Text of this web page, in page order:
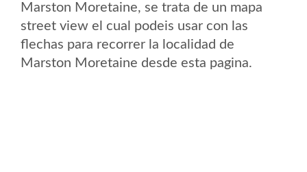
Marston Moretaine, se trata de un mapa
street view el cual podeis usar con las
flechas para recorrer la localidad de
Marston Moretaine desde esta pagina.